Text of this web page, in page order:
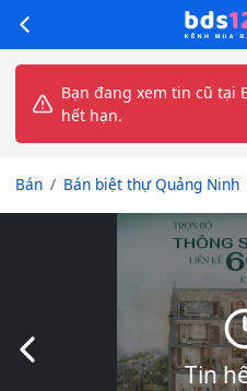
Bạn đang xem tin cũ tại
hết hạn.
Bán Bán biệt thự Quảng Ninh
Tin
Slide trước